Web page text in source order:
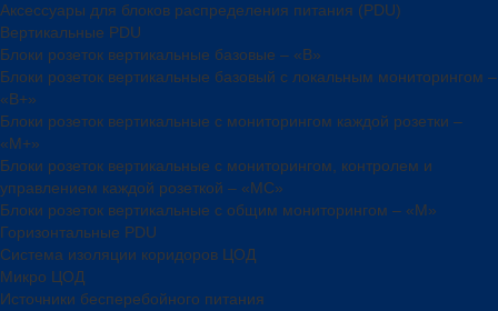
Аксессуары для блоков распределения питания (PDU)
Вертикальные PDU
Блоки розеток вертикальные базовые – «В»
Блоки розеток вертикальные базовый с локальным мониторингом –
«В+»
Блоки розеток вертикальные с мониторингом каждой розетки –
«М+»
Блоки розеток вертикальные с мониторингом, контролем и
управлением каждой розеткой – «МС»
Блоки розеток вертикальные с общим мониторингом – «М»
Горизонтальные PDU
Система изоляции коридоров ЦОД
Микро ЦОД
Источники бесперебойного питания